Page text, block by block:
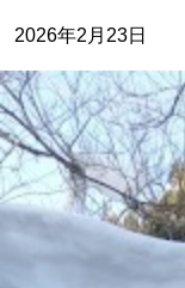
2026年2月23日